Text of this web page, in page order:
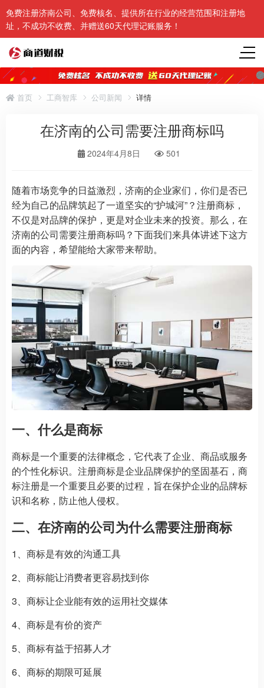
免费注册济南公司、免费核名、提供所在行业的经营范围和注册地
址，不成功不收费、并赠送60天代理记账服务！
首页 工商智库 公司新闻 详情
在济南的公司需要注册商标吗
2024年4月8日 501
随着市场竞争的日益激烈，济南的企业家们，你们是否已
经为自己的品牌筑起了一道坚实的“护城河”？注册商标，
不仅是对品牌的保护，更是对企业未来的投资。那么，在
济南的公司需要注册商标吗？下面我们来具体讲述下这方
面的内容，希望能给大家带来帮助。
一、什么是商标
商标是一个重要的法律概念，它代表了企业、商品或服务
的个性化标识。注册商标是企业品牌保护的坚固基石，商
标注册是一个重要且必要的过程，旨在保护企业的品牌标
识和名称，防止他人侵权。
二、在济南的公司为什么需要注册商标
1、商标是有效的沟通工具
2、商标能让消费者更容易找到你
3、商标让企业能有效的运用社交媒体
4、商标是有价的资产
5、商标有益于招募人才
6、商标的期限可延展